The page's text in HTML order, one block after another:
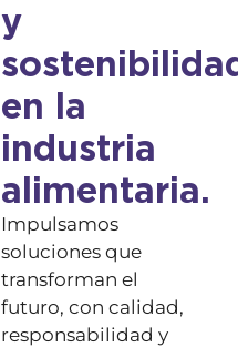
y
en la
industria
alimentaria.
Impulsamos
soluciones que
transforman el
futuro, con calidad,
responsabilidad y